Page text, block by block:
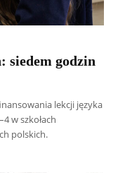
siedem godzin
lekcji języka
w szkołach
polskich.